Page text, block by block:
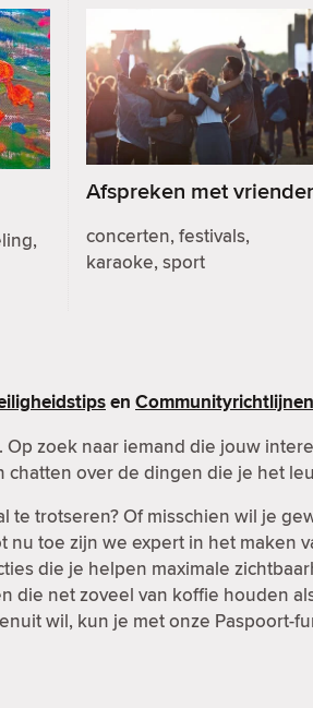
Afspreken met
concerten, festivals,
karaoke, sport
en Communityrichtlijnen
zoek naar iemand die jouw
over de dingen die je het
trotseren? Of misschien wil je
toe zijn we expert in het maken
die je helpen maximale
net zoveel van koffie houden
wil, kun je met onze Paspoort-